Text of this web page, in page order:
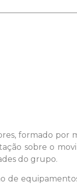
formado por
sobre o
do grupo.
de